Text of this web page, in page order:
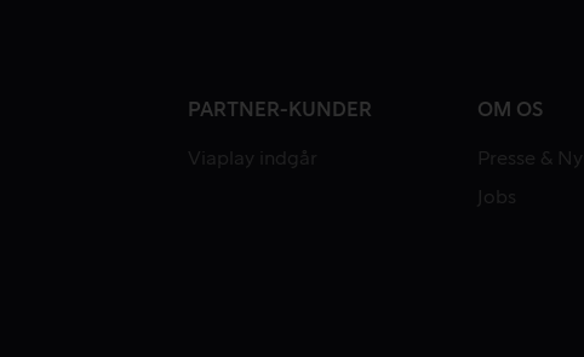
PARTNER-KUNDER
Viaplay indgår
OM OS
Presse &
Jobs